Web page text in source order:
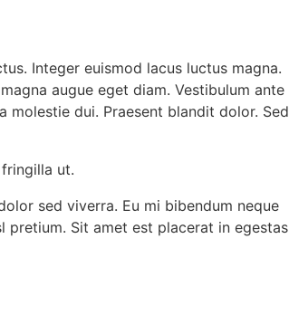
Integer euismod lacus luctus magna.
augue eget diam. Vestibulum ante
dui. Praesent blandit dolor. Sed
ut.
sed viverra. Eu mi bibendum neque
pretium. Sit amet est placerat in egestas